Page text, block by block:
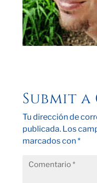
Submit
Tu dirección de
publicada. Los
marcados con*